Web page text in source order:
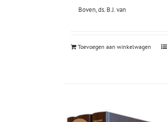
Boven, ds. B.J. van
Toevoegen aan winkelwagen